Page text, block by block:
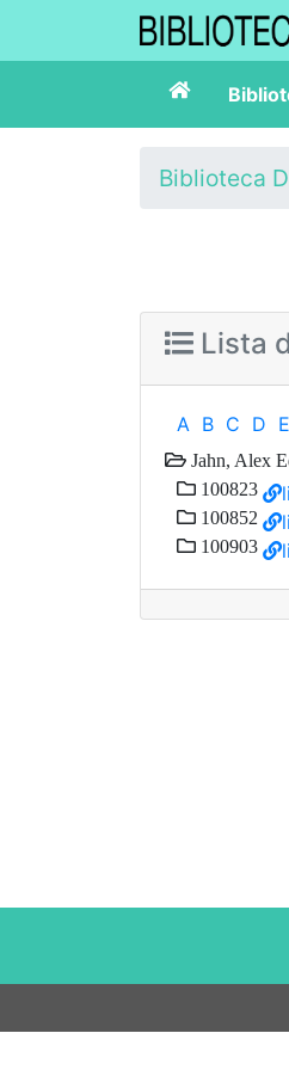
Biblioteca
Lista
A B C D E
Jahn, Alex
100823
100852
100903